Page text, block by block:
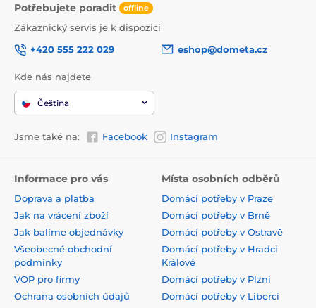
Potřebujete poradit offline
Zákaznický servis je k dispozici
+420 555 222 029
eshop@dometa.cz
Kde nás najdete
Čeština
Jsme také na: Facebook Instagram
Informace pro vás
Doprava a platba
Jak na vrácení zboží
Jak balíme objednávky
Všeobecné obchodní
podmínky
VOP pro firmy
Ochrana osobních údajů
Místa osobních odběrů
Domácí potřeby v Praze
Domácí potřeby v Brně
Domácí potřeby v Ostravě
Domácí potřeby v Hradci
Králové
Domácí potřeby v Plzni
Domácí potřeby v Liberci